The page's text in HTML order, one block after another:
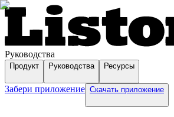
Руководства
Продукт Руководства Ресурсы
Забери приложение Скачать приложение